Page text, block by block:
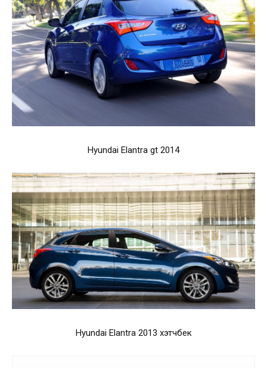
Hyundai Elantra gt 2014
Hyundai Elantra 2013 хэтчбек